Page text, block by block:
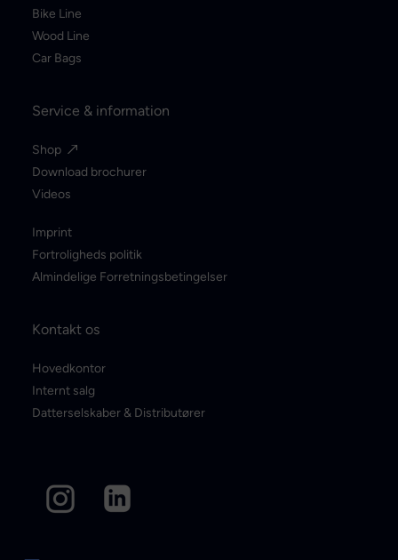
Bike Line
Wood Line
Car Bags
Service & information
Shop
Download brochurer
Videos
Imprint
Fortroligheds politik
Almindelige Forretningsbetingelser
Kontakt os
Hovedkontor
Internt salg
Datterselskaber & Distributører